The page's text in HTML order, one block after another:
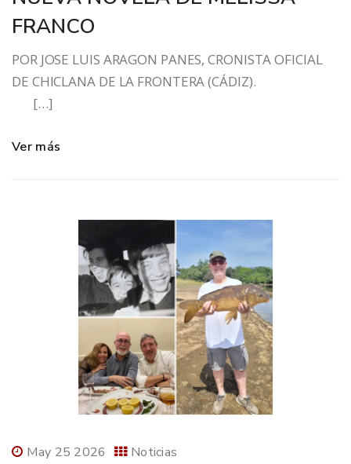
FRANCO
POR JOSE LUIS ARAGON PANES, CRONISTA OFICIAL
DE CHICLANA DE LA FRONTERA (CÁDIZ).
[…]
Ver más
May 25 2026 Noticias